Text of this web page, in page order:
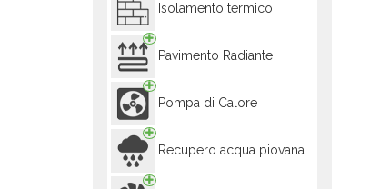
Isolamento termico
Pavimento Radiante
Pompa di Calore
Recupero acqua piovana